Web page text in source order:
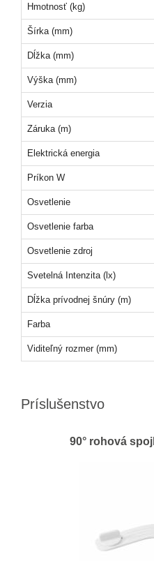
Hmotnosť (kg)
Šírka (mm)
Dĺžka (mm)
Výška (mm)
Verzia
Záruka (m)
Elektrická energia
Príkon W
Osvetlenie
Osvetlenie farba
Osvetlenie zdroj
Svetelná Intenzita (lx)
Dĺžka prívodnej šnúry (m)
Farba
Viditeľný rozmer (mm)
Príslušenstvo
90° rohová